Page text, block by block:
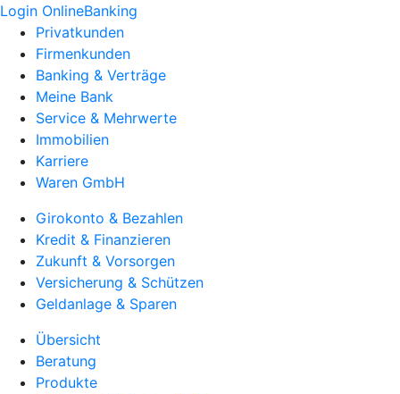
Login OnlineBanking
Privatkunden
Firmenkunden
Banking & Verträge
Meine Bank
Service & Mehrwerte
Immobilien
Karriere
Waren GmbH
Girokonto & Bezahlen
Kredit & Finanzieren
Zukunft & Vorsorgen
Versicherung & Schützen
Geldanlage & Sparen
Übersicht
Beratung
Produkte